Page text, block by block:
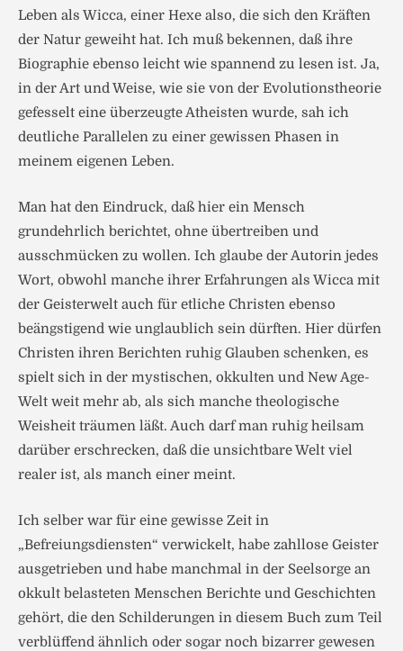
Leben als Wicca, einer Hexe also, die sich den Kräften
der Natur geweiht hat. Ich muß bekennen, daß ihre
Biographie ebenso leicht wie spannend zu lesen ist. Ja,
in der Art und Weise, wie sie von der Evolutionstheorie
gefesselt eine überzeugte Atheisten wurde, sah ich
deutliche Parallelen zu einer gewissen Phasen in
meinem eigenen Leben.
Man hat den Eindruck, daß hier ein Mensch
grundehrlich berichtet, ohne übertreiben und
ausschmücken zu wollen. Ich glaube der Autorin jedes
Wort, obwohl manche ihrer Erfahrungen als Wicca mit
der Geisterwelt auch für etliche Christen ebenso
beängstigend wie unglaublich sein dürften. Hier dürfen
Christen ihren Berichten ruhig Glauben schenken, es
spielt sich in der mystischen, okkulten und New Age-
Welt weit mehr ab, als sich manche theologische
Weisheit träumen läßt. Auch darf man ruhig heilsam
darüber erschrecken, daß die unsichtbare Welt viel
realer ist, als manch einer meint.
Ich selber war für eine gewisse Zeit in
„Befreiungsdiensten“ verwickelt, habe zahllose Geister
ausgetrieben und habe manchmal in der Seelsorge an
okkult belasteten Menschen Berichte und Geschichten
gehört, die den Schilderungen in diesem Buch zum Teil
verblüffend ähnlich oder sogar noch bizarrer gewesen